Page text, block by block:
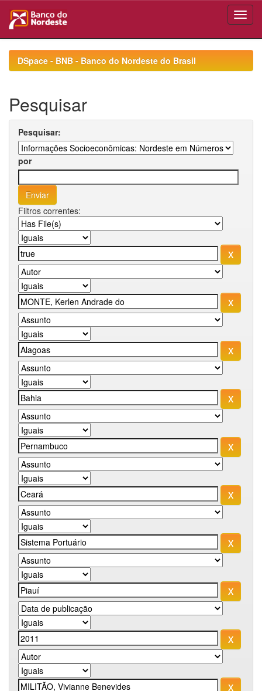
navigationDSpace - BNB - Banco do Nordeste do Brasil
Pesquisar
Pesquisar:
por
Filtros correntes: